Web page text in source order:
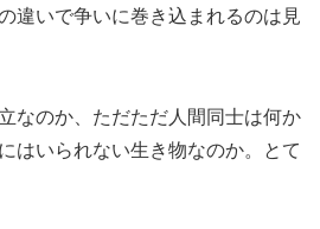
違いで争いに巻き込まれるのは見
なのか、ただただ人間同士は何か
はいられない生き物なのか。とて